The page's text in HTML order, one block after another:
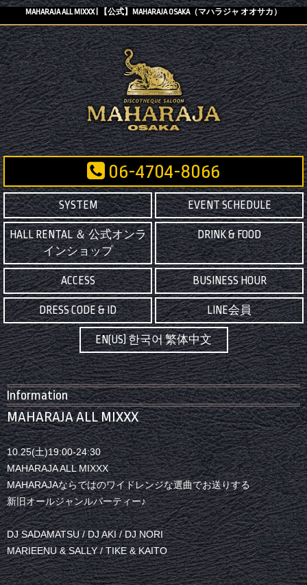
MAHARAJA ALL MIXXX | 【公式】MAHARAJA OSAKA（マハラジャ オオサカ）
06-4704-8066
SYSTEM EVENT SCHEDULE
HALL RENTAL ＆ 公式オンラ
インショップ
DRINK & FOOD
ACCESS BUSINESS HOUR
DRESS CODE & ID LINE会員
EN(US) 한국어 繁体中文
Information
MAHARAJA ALL MIXXX
10.25(土)19:00-24:30
MAHARAJA ALL MIXXX
MAHARAJAならではのワイドレンジな選曲でお送りする
新旧オールジャンルパーティー♪
DJ SADAMATSU / DJ AKI / DJ NORI
MARIEENU & SALLY / TIKE & KAITO